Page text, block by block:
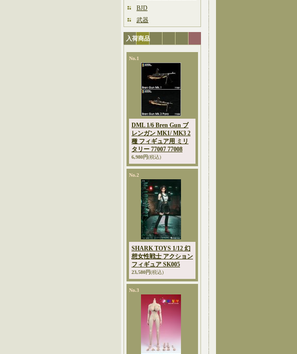
BJD
武器
入荷商品
No.1
DML 1/6 Bren Gun ブ
レンガン MK1/ MK3 2
種 フィギュア用 ミリ
タリー 77007 77008
6,980円(税込)
No.2
SHARK TOYS 1/12 幻
想女性戦士 アクション
フィギュア SK005
23,580円(税込)
No.3